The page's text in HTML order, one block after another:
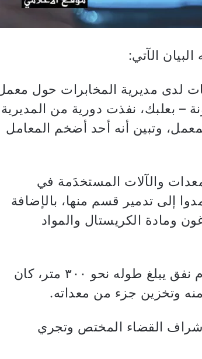
الآتي:
توافر معلومات لدى مديرية المخابرات حول
– بعلبك، نفذت دورية من المديرية
وتبين أنه أحد أضخم المعامل
والآلات المستخدَمة في
نحو ١٠ أطنان، وعمدوا إلى تدمير قسم منها، بالإضافة
ومادة الكريستال والمواد
كما استقدم الجيش جرافة، فقامت بردم نفق يبلغ طوله نحو ٣٠٠ متر، كان
وتخزين جزء من معداته.
القضاء المختص وتجري